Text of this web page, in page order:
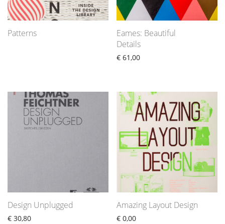
Patterns
Eames: Beautiful
Details
€ 61,00
Design Unplugged
€ 30,80
Amazing Layout Design
€ 0,00